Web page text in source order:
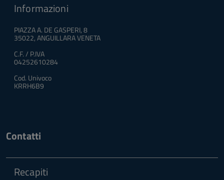
Informazioni
PIAZZA A. DE GASPERI, 8
35022, ANGUILLARA VENETA
C.F. / P.IVA
04252610284
Cod. Univoco
KRRH6B9
Contatti
Recapiti